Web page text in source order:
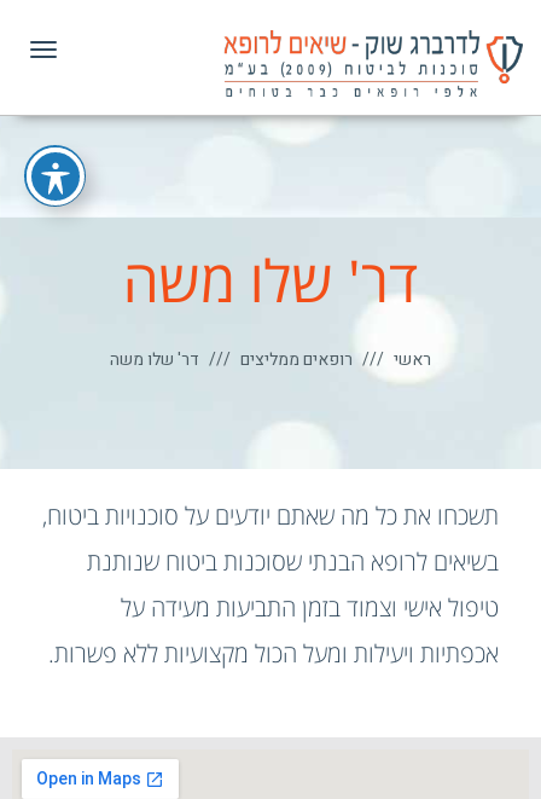
דר' שלו משה
ראשי רופאים ממליצים דר' שלו משה
תשכחו את כל מה שאתם יודעים על סוכנויות ביטוח,
בשיאים לרופא הבנתי שסוכנות ביטוח שנותנת
טיפול אישי וצמוד בזמן התביעות מעידה על
אכפתיות ויעילות ומעל הכול מקצועיות ללא פשרות.